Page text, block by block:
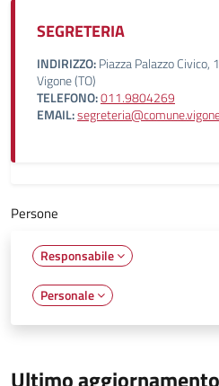
SEGRETERIA
INDIRIZZO:Piazza Palazzo
Vigone (TO)
TELEFONO:011.9804269
EMAIL:
Persone
Responsabile
Personale